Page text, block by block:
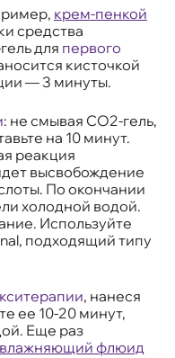
крем-пенкой
средства
для первого
кисточкой
— 3 минуты.
: не смывая CO2-гель,
на 10 минут.
реакция
высвобождение
По окончании
холодной водой.
Используйте
подходящий типу
, нанеся
ее 10-20 минут,
Еще раз
флюид